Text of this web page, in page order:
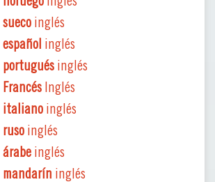
suecoinglés
español inglés
portuguésinglés
FrancésInglés
italianoinglés
rusoinglés
árabeinglés
mandarín inglés